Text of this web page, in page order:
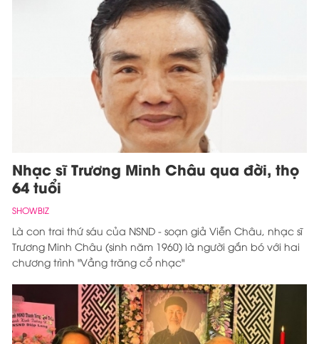
Nhạc sĩ Trương Minh Châu qua đời, thọ
64 tuổi
SHOWBIZ
Là con trai thứ sáu của NSND - soạn giả Viễn Châu, nhạc sĩ
Trương Minh Châu (sinh năm 1960) là người gắn bó với hai
chương trình "Vầng trăng cổ nhạc"